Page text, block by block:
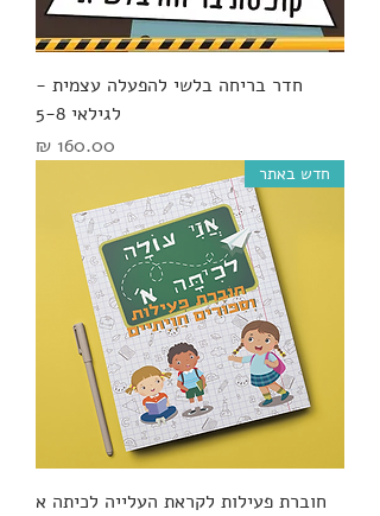
חדר בריחה בלשי להפעלה עצמית -
לגילאי 5-8
מחיר
חדש באתר
חוברת פעילות לקראת העלייה לכיתה א